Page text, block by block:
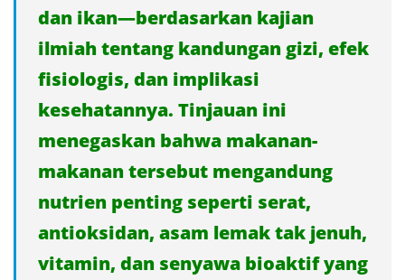
dan ikan—berdasarkan kajian
ilmiah tentang kandungan gizi, efek
fisiologis, dan implikasi
kesehatannya. Tinjauan ini
menegaskan bahwa makanan-
makanan tersebut mengandung
nutrien penting seperti serat,
antioksidan, asam lemak tak jenuh,
vitamin, dan senyawa bioaktif yang